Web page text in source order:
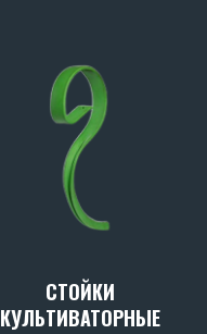
СТОЙКИ
КУЛЬТИВАТОРНЫЕ